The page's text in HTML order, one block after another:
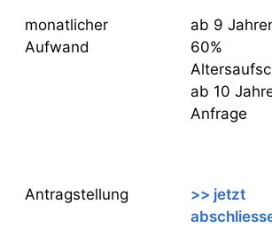
monatlicher
Aufwand
ab 9
60%
ab 10
Anfrage
Antragstellung
>> jetzt